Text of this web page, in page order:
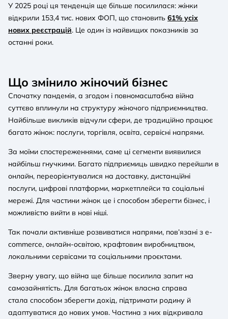
У 2025 році ця тенденція ще більше посилилася: жінки
відкрили 153,4 тис. нових ФОП, що становить 61% усіх
нових реєстрацій. Це один із найвищих показників за
останні роки.
Що змінило жіночий бізнес
Спочатку пандемія, а згодом і повномасштабна війна
суттєво вплинули на структуру жіночого підприємництва.
Найбільше викликів відчули сфери, де традиційно працює
багато жінок: послуги, торгівля, освіта, сервісні напрями.
За моїми спостереженнями, саме ці сегменти виявилися
найбільш гнучкими. Багато підприємиць швидко перейшли в
онлайн, переорієнтувалися на доставку, дистанційні
послуги, цифрові платформи, маркетплейси та соціальні
мережі. Для частини жінок це і способом зберегти бізнес, і
можливістю вийти в нові ніші.
Так почали активніше розвиватися напрями, пов’язані з e-
commerce, онлайн-освітою, крафтовим виробництвом,
локальними сервісами та соціальними проєктами.
Зверну увагу, що війна ще більше посилила запит на
самозайнятість. Для багатьох жінок власна справа
стала способом зберегти дохід, підтримати родину й
адаптуватися до нових умов. Частина з них відкривала